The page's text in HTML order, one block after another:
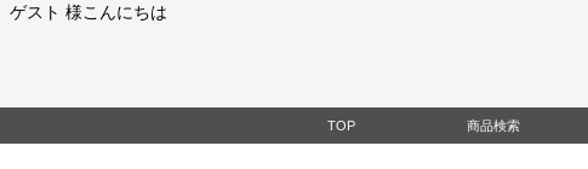
ゲスト 様こんにちは
TOP 商品検索